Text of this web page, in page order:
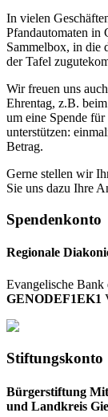
In vielen
Pfandautomaten in
Sammelbox, in die
der Tafel
Wir freuen uns
Ehrentag, z.B.
um eine Spende
unterstützen:
Betrag.
Gerne stellen wir
Sie uns dazu Ihre
Spendenkonto
Regionale
Evangelische Bank
GENODEF1EK1
Stiftungskonto
Bürgerstiftung
und Landkreis